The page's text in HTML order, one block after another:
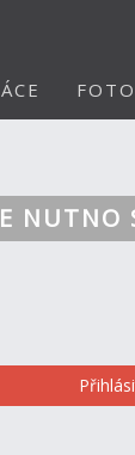
NUTNO